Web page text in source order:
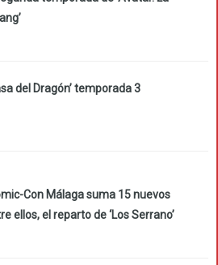
del Dragón’ temporada 3
Con Málaga suma 15 nuevos
ellos, el reparto de ‘Los Serrano’